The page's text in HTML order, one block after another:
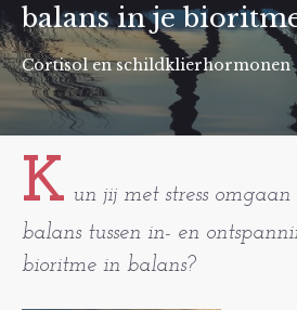
balans in je
Cortisol en schildklierhormonen
K un jij met stress
balans tussen in- en
bioritme in balans?